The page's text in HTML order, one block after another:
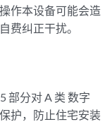
作本设备可能会造
费纠正干扰。
部分对 A 类 数字
护，防止住宅安装